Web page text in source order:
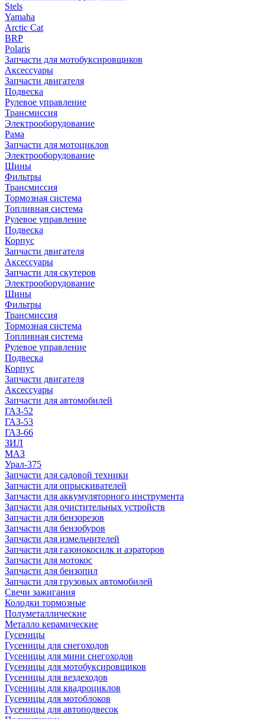
Stels
Yamaha
Arctic Cat
BRP
Polaris
Запчасти для мотобуксировщиков
Аксессуары
Запчасти двигателя
Подвеска
Рулевое управление
Трансмиссия
Электрооборудование
Рама
Запчасти для мотоциклов
Электрооборудование
Шины
Фильтры
Трансмиссия
Тормозная система
Топливная система
Рулевое управление
Подвеска
Корпус
Запчасти двигателя
Аксессуары
Запчасти для скутеров
Электрооборудование
Шины
Фильтры
Трансмиссия
Тормозная система
Топливная система
Рулевое управление
Подвеска
Корпус
Запчасти двигателя
Аксессуары
Запчасти для автомобилей
ГАЗ-52
ГАЗ-53
ГАЗ-66
ЗИЛ
МАЗ
Урал-375
Запчасти для садовой техники
Запчасти для опрыскивателей
Запчасти для аккумуляторного инструмента
Запчасти для очистительных устройств
Запчасти для бензорезов
Запчасти для бензобуров
Запчасти для измельчителей
Запчасти для газонокосилк и аэраторов
Запчасти для мотокос
Запчасти для бензопил
Запчасти для грузовых автомобилей
Свечи зажигания
Колодки тормозные
Полуметаллические
Металло керамические
Гусеницы
Гусеницы для снегоходов
Гусеницы для мини снегоходов
Гусеницы для мотобуксировщиков
Гусеницы для вездеходов
Гусеницы для квадроциклов
Гусеницы для мотоблоков
Гусеницы для автоподвесок